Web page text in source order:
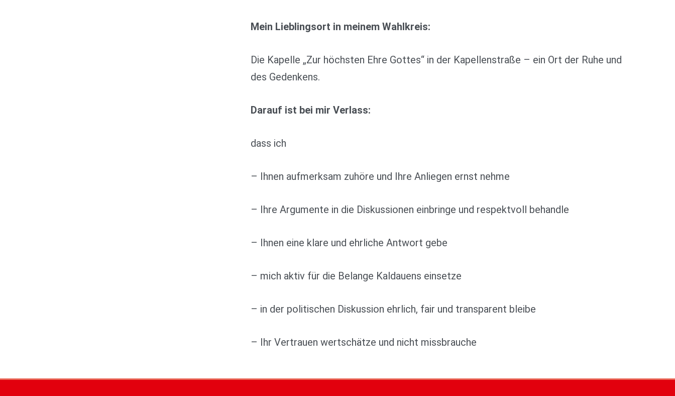
Mein Lieblingsort in meinem Wahlkreis:
Die Kapelle „Zur höchsten Ehre Gottes“ in der Kapellenstraße – ein Ort der Ruhe und
des Gedenkens.
Darauf ist bei mir Verlass:
dass ich
– Ihnen aufmerksam zuhöre und Ihre Anliegen ernst nehme
– Ihre Argumente in die Diskussionen einbringe und respektvoll behandle
– Ihnen eine klare und ehrliche Antwort gebe
– mich aktiv für die Belange Kaldauens einsetze
– in der politischen Diskussion ehrlich, fair und transparent bleibe
– Ihr Vertrauen wertschätze und nicht missbrauche